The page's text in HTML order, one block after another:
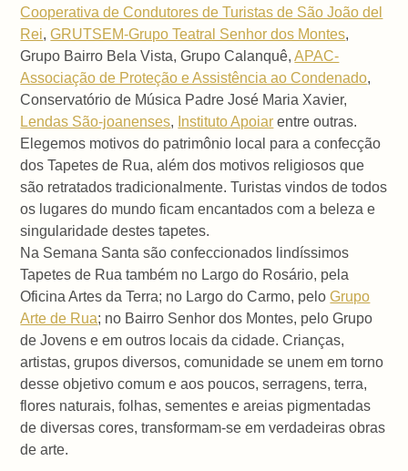
Cooperativa de Condutores de Turistas de São João del
Rei,GRUTSEM-Grupo Teatral Senhor dos Montes,
Grupo Bairro Bela Vista, Grupo Calanquê,APAC-
Associação de Proteção e Assistência ao Condenado,
Conservatório de Música Padre José Maria Xavier,
Lendas São-joanenses, Instituto Apoiar entre outras.
Elegemos motivos do patrimônio local para a confecção
dos Tapetes de Rua, além dos motivos religiosos que
são retratados tradicionalmente. Turistas vindos de todos
os lugares do mundo ficam encantados com a beleza e
singularidade destes tapetes.
Na Semana Santa são confeccionados lindíssimos
Tapetes de Rua também no Largo do Rosário, pela
Oficina Artes da Terra; no Largo do Carmo, peloGrupo
Arte de Rua; no Bairro Senhor dos Montes, pelo Grupo
de Jovens e em outros locais da cidade. Crianças,
artistas, grupos diversos, comunidade se unem em torno
desse objetivo comum e aos poucos, serragens, terra,
flores naturais, folhas, sementes e areias pigmentadas
de diversas cores, transformam-se em verdadeiras obras
de arte.